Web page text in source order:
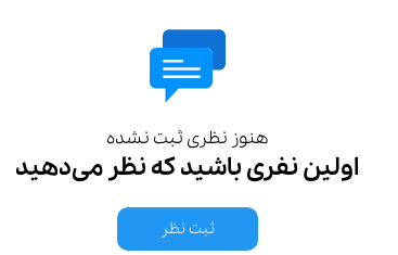
هنوز نظری ثبت نشده
اولین نفری باشید که نظر می‌دهید
ثبت نظر